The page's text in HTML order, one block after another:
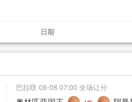
日期
巴拉联 08-08 07:00 全场让分